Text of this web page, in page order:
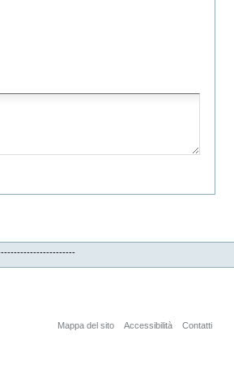
Mappa del sito Accessibilità Contatti